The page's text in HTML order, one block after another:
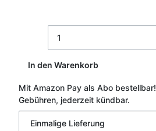
In den Warenkorb
Mit Amazon Pay als Abo bestellbar!
Gebühren, jederzeit kündbar.